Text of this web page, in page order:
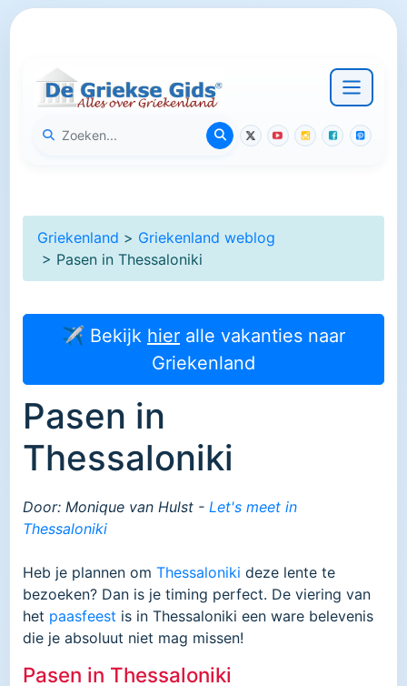
Griekenland > Griekenland weblog
> Pasen in Thessaloniki
✈ Bekijk hier alle vakanties naar
Griekenland
Pasen in
Thessaloniki
Door: Monique van Hulst - Let's meet in
Thessaloniki
Heb je plannen om Thessaloniki deze lente te
bezoeken? Dan is je timing perfect. De viering van
het paasfeest is in Thessaloniki een ware belevenis
die je absoluut niet mag missen!
Pasen in Thessaloniki